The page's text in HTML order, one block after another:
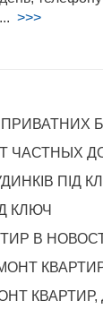
>>>
ЧАСТНЫХ
ПІД
КЛЮЧ
В
КВАРТИР